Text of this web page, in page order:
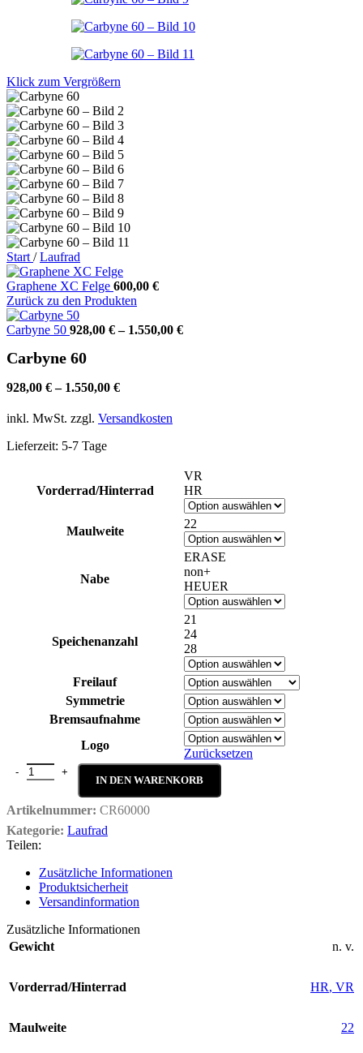
Klick zum Vergrößern
Start / Laufrad
Graphene XC Felge 600,00 €
Zurück zu den Produkten
Carbyne 50 928,00 €– 1.550,00 €
Carbyne 60
928,00 €– 1.550,00 €
inkl. MwSt. zzgl. Versandkosten
Lieferzeit: 5-7 Tage
Vorderrad/Hinterrad
VR
HR
Maulweite
22
Nabe
ERASE
non+
HEUER
Speichenanzahl
21
24
28
Freilauf
Symmetrie
Bremsaufnahme
Logo
Zurücksetzen
Carbyne 60 Menge
IN DEN WARENKORB
Artikelnummer: CR60000
Kategorie: Laufrad
Teilen:
Zusätzliche Informationen
Produktsicherheit
Versandinformation
Zusätzliche Informationen
Gewicht
n. v.
Vorderrad/Hinterrad HR, VR
Maulweite 22